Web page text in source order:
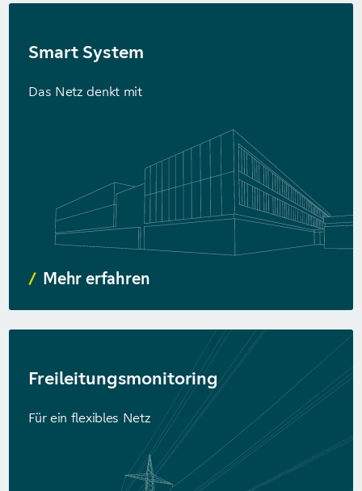
Smart System
Das Netz denkt mit
Mehr erfahren
Freileitungs­monitoring
Für ein flexibles Netz